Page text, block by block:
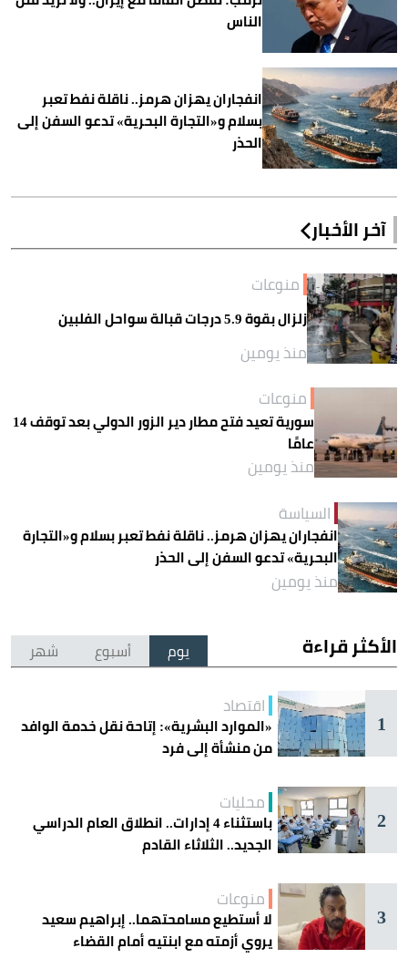
الناس
انفجاران يهزان هرمز.. ناقلة نفط تعبر
بسلام و«التجارة البحرية» تدعو السفن إلى
الحذر
آخر الأخبار
منوعات
زلزال بقوة 5.9 درجات قبالة سواحل الفلبين
منذ يومين
منوعات
سورية تعيد فتح مطار دير الزور الدولي بعد توقف 14
عامًا
منذ يومين
السياسة
انفجاران يهزان هرمز.. ناقلة نفط تعبر بسلام و«التجارة
البحرية» تدعو السفن إلى الحذر
منذ يومين
الأكثر قراءة يوم أسبوع شهر
1
اقتصاد
«الموارد البشرية»: إتاحة نقل خدمة الوافد
من منشأة إلى فرد
2
محليات
باستثناء 4 إدارات.. انطلاق العام الدراسي
الجديد.. الثلاثاء القادم
3
منوعات
لا أستطيع مسامحتهما.. إبراهيم سعيد
يروي أزمته مع ابنتيه أمام القضاء